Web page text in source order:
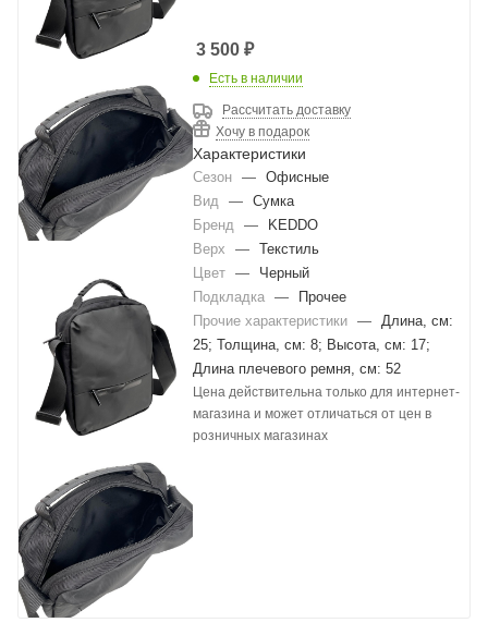
3 500 ₽
Есть в наличии
Рассчитать доставку
Хочу в подарок
Характеристики
Сезон —
Офисные
Вид
—
Сумка
Бренд
—
KEDDO
Верх
—
Текстиль
Цвет
—
Черный
Подкладка
—
Прочее
Прочие характеристики
—
Длина, см:
25; Толщина, см: 8; Высота, см: 17;
Длина плечевого ремня, см: 52
Цена действительна только для интернет-
магазина и может отличаться от цен в
розничных магазинах